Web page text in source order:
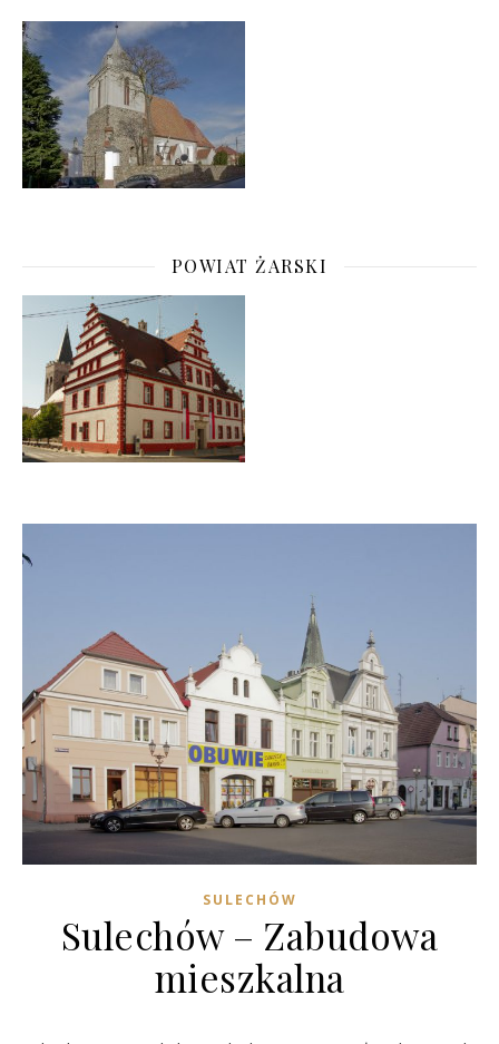
POWIAT ŻARSKI
SULECHÓW
Sulechów – Zabudowa
mieszkalna